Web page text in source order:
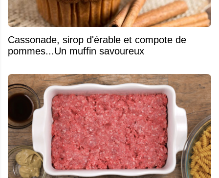
​Cassonade, sirop d'érable et compote de
pommes...Un muffin savoureux